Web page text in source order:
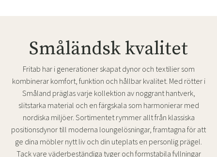
Småländsk kvalitet
Fritab har i generationer skapat dynor och textilier som
kombinerar komfort, funktion och hållbar kvalitet. Med rötter i
Småland präglas varje kollektion av noggrant hantverk,
slitstarka material och en färgskala som harmonierar med
nordiska miljöer. Sortimentet rymmer allt från klassiska
positionsdynor till moderna loungelösningar, framtagna för att
ge dina möbler nytt liv och din uteplats en personlig prägel.
Tack vare väderbeständiga tyger och formstabila fyllningar